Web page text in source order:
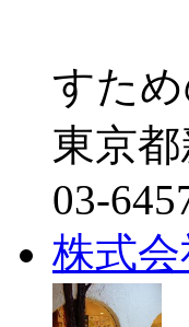
すた
東京
03-
株式会